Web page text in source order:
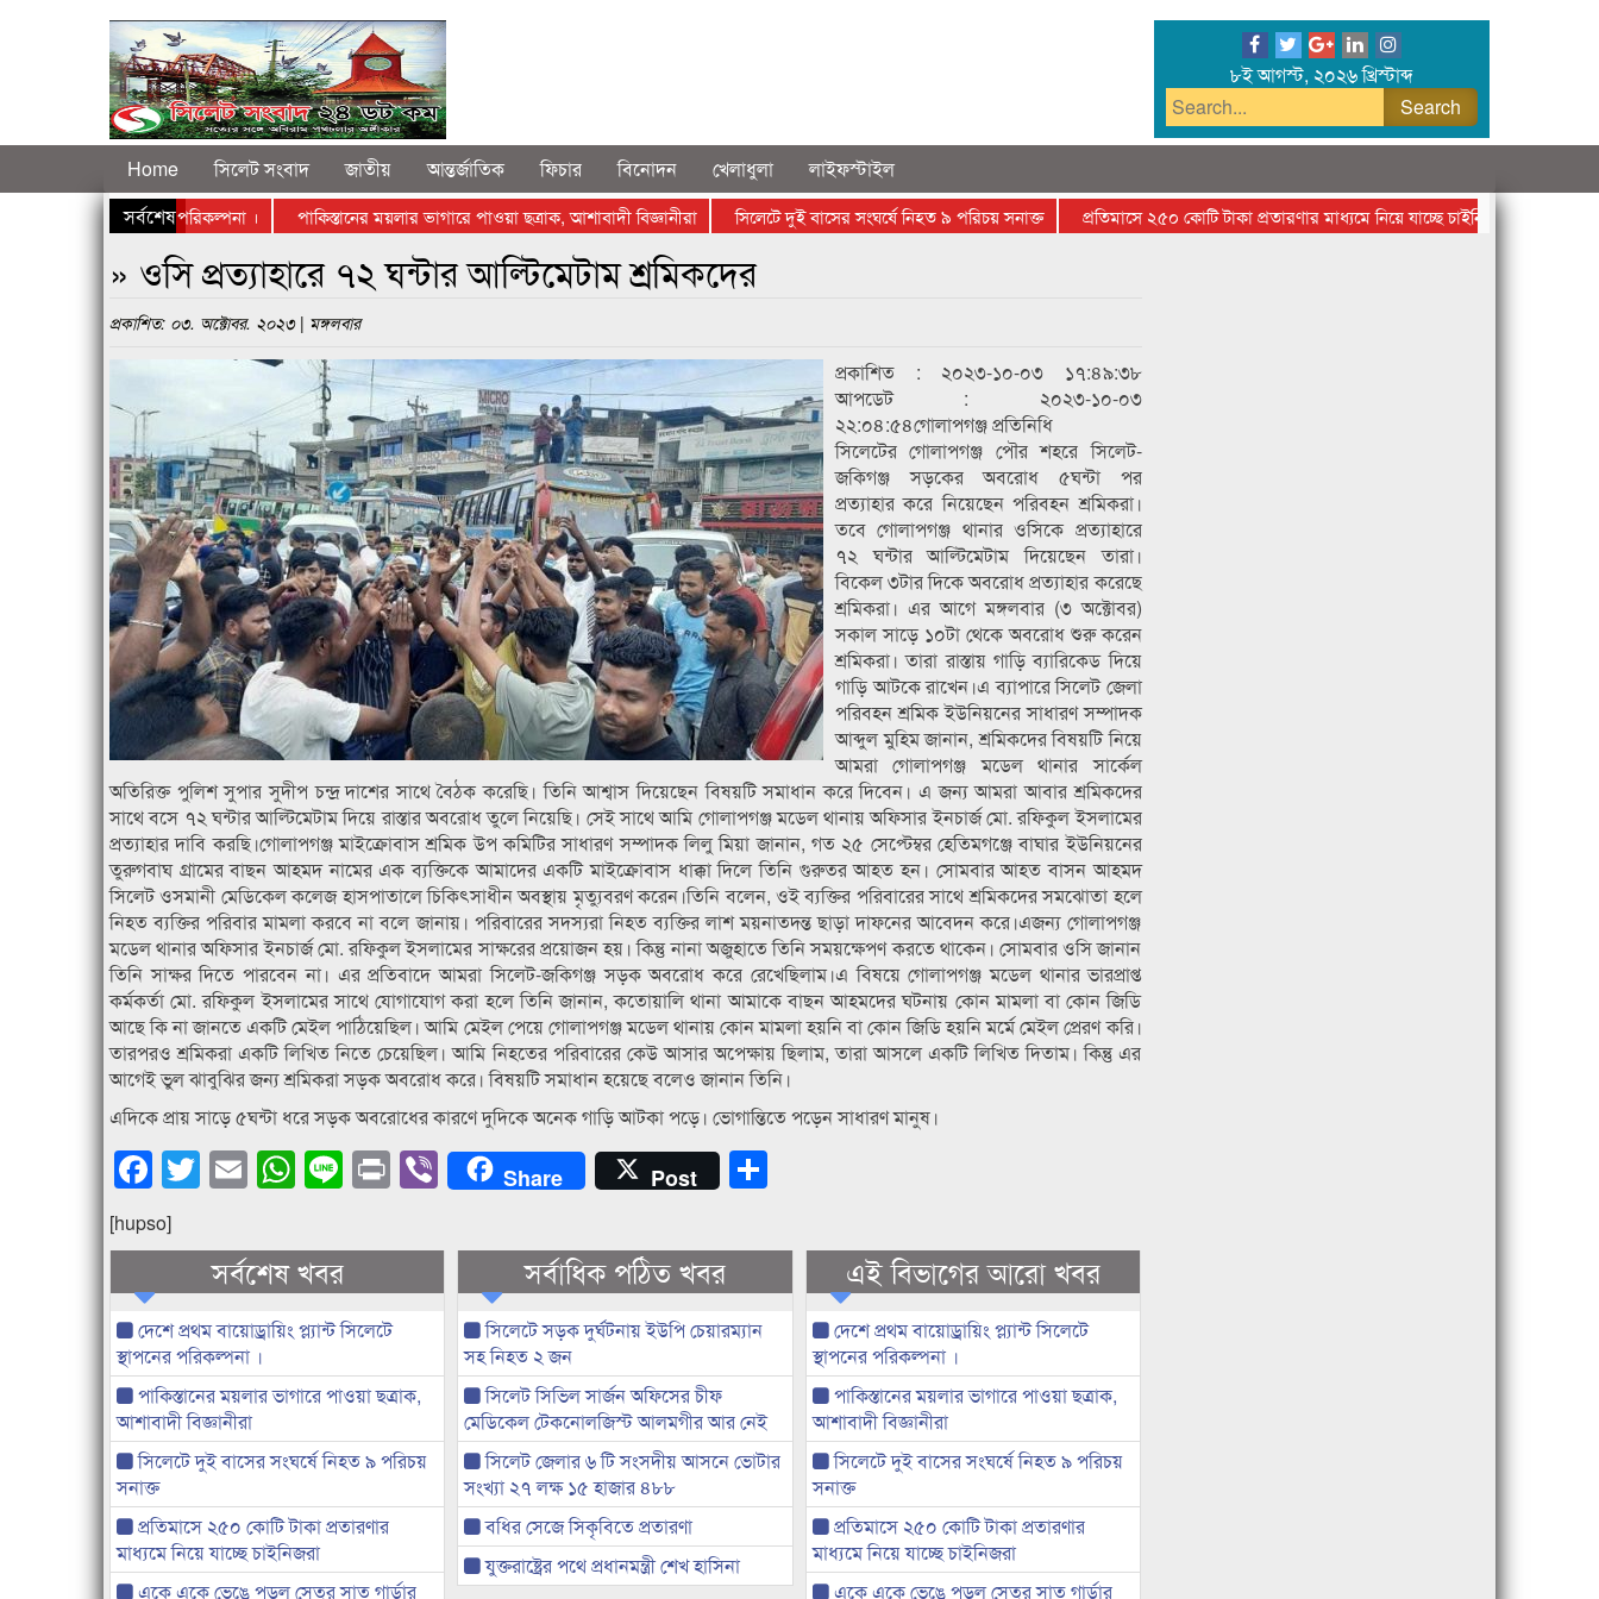
৮ই আগস্ট, ২০২৬ খ্রিস্টাব্দ
Home সিলেট সংবাদ জাতীয় আন্তর্জাতিক ফিচার বিনোদন খেলাধুলা
লাইফস্টাইল
সর্বশেষ
সিলেটে স্থাপনের পরিকল্পনা । পাকিস্তানের ময়লার ভাগারে পাওয়া ছত্রাক, আশাবাদী বিজ্ঞানীরা সিলেটে দুই বাসের সংঘর্ষে নিহত ৯ পরিচয় সনাক্ত প্রতিমাসে ২৫০ কোটি টাকা প্রতারণার মাধ্যমে নিয়ে যাচ্ছে চাইনিজরা
বি রু দ্ধে রাস্তায় নামলেন ব্যবসায়ীরা
» ওসি প্রত্যাহারে ৭২ ঘন্টার আল্টিমেটাম শ্রমিকদের
প্রকাশিত: ০৩. অক্টোবর. ২০২৩ | মঙ্গলবার
প্রকাশিত : ২০২৩-১০-০৩ ১৭:৪৯:৩৮
আপডেট : ২০২৩-১০-০৩
২২:০৪:৫৪গোলাপগঞ্জ প্রতিনিধি
সিলেটের গোলাপগঞ্জ পৌর শহরে সিলেট-
জকিগঞ্জ সড়কের অবরোধ ৫ঘন্টা পর
প্রত্যাহার করে নিয়েছেন পরিবহন শ্রমিকরা।
তবে গোলাপগঞ্জ থানার ওসিকে প্রত্যাহারে
৭২ ঘন্টার আল্টিমেটাম দিয়েছেন তারা।
বিকেল ৩টার দিকে অবরোধ প্রত্যাহার করেছে
শ্রমিকরা। এর আগে মঙ্গলবার (৩ অক্টোবর)
সকাল সাড়ে ১০টা থেকে অবরোধ শুরু করেন
শ্রমিকরা। তারা রাস্তায় গাড়ি ব্যারিকেড দিয়ে
গাড়ি আটকে রাখেন।এ ব্যাপারে সিলেট জেলা
পরিবহন শ্রমিক ইউনিয়নের সাধারণ সম্পাদক
আব্দুল মুহিম জানান, শ্রমিকদের বিষয়টি নিয়ে
আমরা গোলাপগঞ্জ মডেল থানার সার্কেল
অতিরিক্ত পুলিশ সুপার সুদীপ চন্দ্র দাশের সাথে বৈঠক করেছি। তিনি আশ্বাস দিয়েছেন বিষয়টি সমাধান করে দিবেন। এ জন্য আমরা আবার শ্রমিকদের
সাথে বসে ৭২ ঘন্টার আল্টিমেটাম দিয়ে রাস্তার অবরোধ তুলে নিয়েছি। সেই সাথে আমি গোলাপগঞ্জ মডেল থানায় অফিসার ইনচার্জ মো. রফিকুল ইসলামের
প্রত্যাহার দাবি করছি।গোলাপগঞ্জ মাইক্রোবাস শ্রমিক উপ কমিটির সাধারণ সম্পাদক লিলু মিয়া জানান, গত ২৫ সেপ্টেম্বর হেতিমগঞ্জে বাঘার ইউনিয়নের
তুরুগবাঘ গ্রামের বাছন আহমদ নামের এক ব্যক্তিকে আমাদের একটি মাইক্রোবাস ধাক্কা দিলে তিনি গুরুতর আহত হন। সোমবার আহত বাসন আহমদ
সিলেট ওসমানী মেডিকেল কলেজ হাসপাতালে চিকিৎসাধীন অবস্থায় মৃত্যুবরণ করেন।তিনি বলেন, ওই ব্যক্তির পরিবারের সাথে শ্রমিকদের সমঝোতা হলে
নিহত ব্যক্তির পরিবার মামলা করবে না বলে জানায়। পরিবারের সদস্যরা নিহত ব্যক্তির লাশ ময়নাতদন্ত ছাড়া দাফনের আবেদন করে।এজন্য গোলাপগঞ্জ
মডেল থানার অফিসার ইনচার্জ মো. রফিকুল ইসলামের সাক্ষরের প্রয়োজন হয়। কিন্তু নানা অজুহাতে তিনি সময়ক্ষেপণ করতে থাকেন। সোমবার ওসি জানান
তিনি সাক্ষর দিতে পারবেন না। এর প্রতিবাদে আমরা সিলেট-জকিগঞ্জ সড়ক অবরোধ করে রেখেছিলাম।এ বিষয়ে গোলাপগঞ্জ মডেল থানার ভারপ্রাপ্ত
কর্মকর্তা মো. রফিকুল ইসলামের সাথে যোগাযোগ করা হলে তিনি জানান, কতোয়ালি থানা আমাকে বাছন আহমদের ঘটনায় কোন মামলা বা কোন জিডি
আছে কি না জানতে একটি মেইল পাঠিয়েছিল। আমি মেইল পেয়ে গোলাপগঞ্জ মডেল থানায় কোন মামলা হয়নি বা কোন জিডি হয়নি মর্মে মেইল প্রেরণ করি।
তারপরও শ্রমিকরা একটি লিখিত নিতে চেয়েছিল। আমি নিহতের পরিবারের কেউ আসার অপেক্ষায় ছিলাম, তারা আসলে একটি লিখিত দিতাম। কিন্তু এর
আগেই ভুল ঝাবুঝির জন্য শ্রমিকরা সড়ক অবরোধ করে। বিষয়টি সমাধান হয়েছে বলেও জানান তিনি।
এদিকে প্রায় সাড়ে ৫ঘন্টা ধরে সড়ক অবরোধের কারণে দুদিকে অনেক গাড়ি আটকা পড়ে। ভোগান্তিতে পড়েন সাধারণ মানুষ।
Facebook
Twitter
EmailWhatsApp
LinePrintViberShare Post
[hupso]
সর্বশেষ খবর
দেশে প্রথম বায়োড্রায়িং প্ল্যান্ট সিলেটে
স্থাপনের পরিকল্পনা ।
পাকিস্তানের ময়লার ভাগারে পাওয়া ছত্রাক,
আশাবাদী বিজ্ঞানীরা
সিলেটে দুই বাসের সংঘর্ষে নিহত ৯ পরিচয়
সনাক্ত
প্রতিমাসে ২৫০ কোটি টাকা প্রতারণার
মাধ্যমে নিয়ে যাচ্ছে চাইনিজরা
একে একে ভেঙে পড়ল সেতুর সাত গার্ডার
সর্বাধিক পঠিত খবর
সিলেটে সড়ক দুর্ঘটনায় ইউপি চেয়ারম্যান
সহ নিহত ২ জন
সিলেট সিভিল সার্জন অফিসের চীফ
মেডিকেল টেকনোলজিস্ট আলমগীর আর নেই
সিলেট জেলার ৬ টি সংসদীয় আসনে ভোটার
সংখ্যা ২৭ লক্ষ ১৫ হাজার ৪৮৮
বধির সেজে সিকৃবিতে প্রতারণা
যুক্তরাষ্ট্রের পথে প্রধানমন্ত্রী শেখ হাসিনা
এই বিভাগের আরো খবর
দেশে প্রথম বায়োড্রায়িং প্ল্যান্ট সিলেটে
স্থাপনের পরিকল্পনা ।
পাকিস্তানের ময়লার ভাগারে পাওয়া ছত্রাক,
আশাবাদী বিজ্ঞানীরা
সিলেটে দুই বাসের সংঘর্ষে নিহত ৯ পরিচয়
সনাক্ত
প্রতিমাসে ২৫০ কোটি টাকা প্রতারণার
মাধ্যমে নিয়ে যাচ্ছে চাইনিজরা
একে একে ভেঙে পড়ল সেতুর সাত গার্ডার